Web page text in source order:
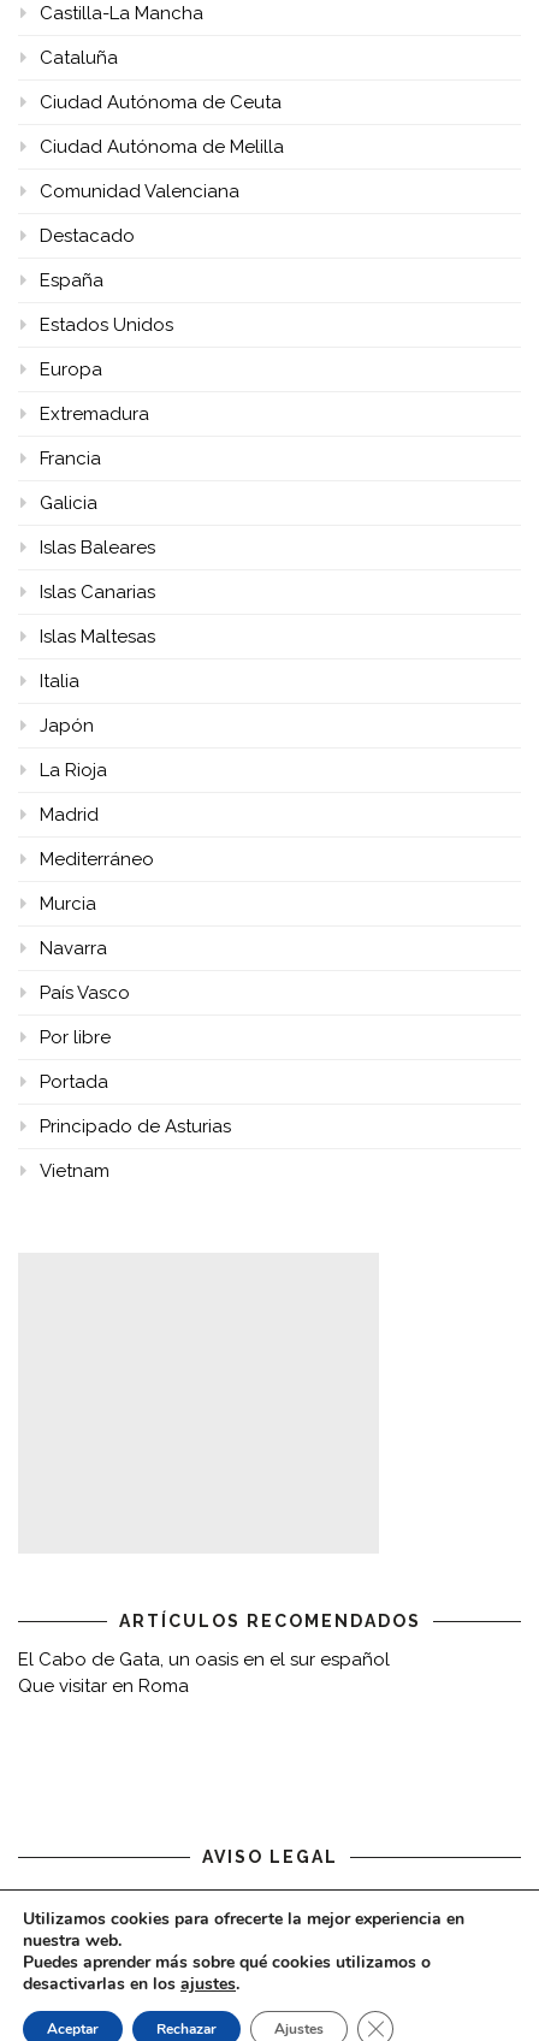
Castilla-La Mancha
Cataluña
Ciudad Autónoma de Ceuta
Ciudad Autónoma de Melilla
Comunidad Valenciana
Destacado
España
Estados Unidos
Europa
Extremadura
Francia
Galicia
Islas Baleares
Islas Canarias
Islas Maltesas
Italia
Japón
La Rioja
Madrid
Mediterráneo
Murcia
Navarra
País Vasco
Por libre
Portada
Principado de Asturias
Vietnam
ARTÍCULOS RECOMENDADOS
El Cabo de Gata, un oasis en el sur español
Que visitar en Roma
AVISO LEGAL
Aviso legal
COPYRIGHT © 2020 - VIAJARDESPACIO.COM
Utilizamos cookies para ofrecerte la mejor experiencia en
nuestra web.
Puedes aprender más sobre qué cookies utilizamos o
desactivarlas en los ajustes.
Aceptar Rechazar Ajustes CERRAR EL